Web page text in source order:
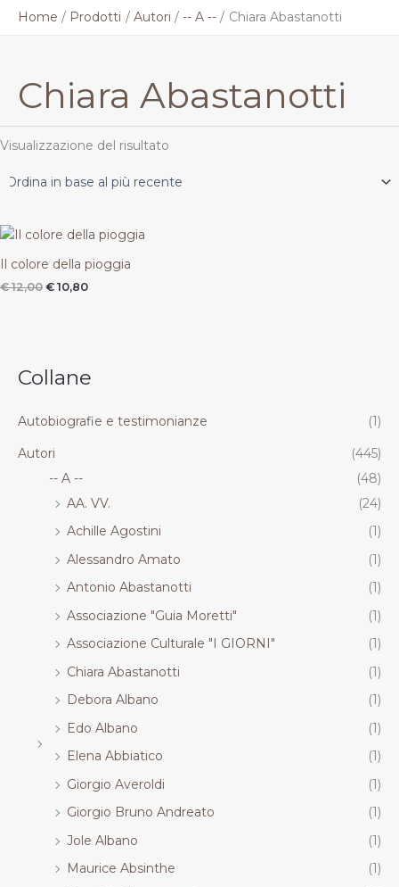
Home Prodotti Autori -- A -- Chiara Abastanotti
Collane
Autobiografie e testimonianze
(1)
Autori
(445)
-- A --
(48)
AA. VV.
(24)
Achille Agostini
(1)
Alessandro Amato
(1)
Antonio Abastanotti
(1)
Associazione "Guia Moretti"
(1)
Associazione Culturale "I GIORNI"
(1)
Chiara Abastanotti
(1)
Debora Albano
(1)
Edo Albano
(1)
Elena Abbiatico
(1)
Giorgio Averoldi
(1)
Giorgio Bruno Andreato
(1)
Jole Albano
(1)
Maurice Absinthe
(1)
Chiara Abastanotti
Visualizzazione del risultato
Il colore della pioggia
€12,00
Il
originale
era:
€ 12,00.
€ 10,80
Il
prezzo
attuale
è:
€ 10,80.